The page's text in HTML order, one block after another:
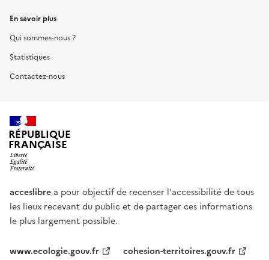
En savoir plus
Qui sommes-nous ?
Statistiques
Contactez-nous
RÉPUBLIQUE
FRANÇAISE
acceslibre a pour objectif de recenser l'accessibilité de tous
les lieux recevant du public et de partager ces informations
le plus largement possible.
www.ecologie.gouv.fr
cohesion-territoires.gouv.fr